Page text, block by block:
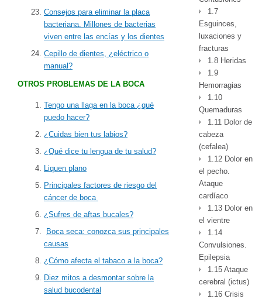
Consejos para eliminar la placa
bacteriana. Millones de bacterias
viven entre las encías y los dientes
Cepillo de dientes, ¿eléctrico o
manual?
OTROS PROBLEMAS DE LA BOCA
Tengo una llaga en la boca ¿qué
puedo hacer?
¿Cuidas bien tus labios?
¿Qué dice tu lengua de tu salud?
Liquen plano
Principales factores de riesgo del
cáncer de boca‏
¿Sufres de aftas bucales?
Boca seca: conozca sus principales
causas
¿Cómo afecta el tabaco a la boca?
Diez mitos a desmontar sobre la
salud bucodental
1.7
Esguinces,
luxaciones y
fracturas
1.8 Heridas
1.9
Hemorragias
1.10
Quemaduras
1.11 Dolor de
cabeza
(cefalea)
1.12 Dolor en
el pecho.
Ataque
cardíaco
1.13 Dolor en
el vientre
1.14
Convulsiones.
Epilepsia
1.15 Ataque
cerebral (ictus)
1.16 Crisis